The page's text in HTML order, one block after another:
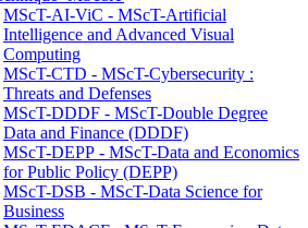
MScT-AI-ViC - MScT-Artificial
Intelligence and Advanced Visual
Computing
MScT-CTD - MScT-Cybersecurity :
Threats and Defenses
MScT-DDDF - MScT-Double Degree
Data and Finance (DDDF)
MScT-DEPP - MScT-Data and Economics
for Public Policy (DEPP)
MScT-DSB - MScT-Data Science for
Business